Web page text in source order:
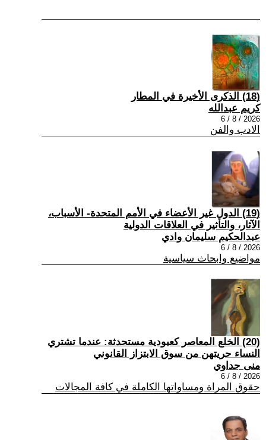
(18) الذكرى الأخيرة في المطار
كريم عبدالله
2026 / 8 / 6
الادب والفن
(19) الدول غير الأعضاء في الأمم المتحدة- الأسباب،
الآثار، والتأثير في العلاقات الدولية
عبدالحكيم سليمان وادي
2026 / 8 / 6
مواضيع وابحاث سياسية
(20) الخلع المعاصر كعبودية مستحدثة: عندما تشتري
النساء حريتهن من سوق الابتزاز القانوني
منى جداوي
2026 / 8 / 6
حقوق المراة ومساواتها الكاملة في كافة المجالات